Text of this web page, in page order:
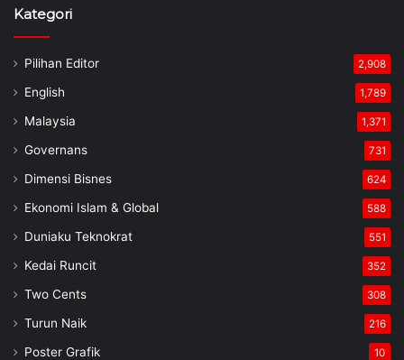
Kategori
Pilihan Editor 2,908
English 1,789
Malaysia 1,371
Governans 731
Dimensi Bisnes 624
Ekonomi Islam & Global 588
Duniaku Teknokrat 551
Kedai Runcit 352
Two Cents 308
Turun Naik 216
Poster Grafik 10